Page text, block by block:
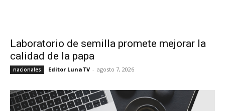
Laboratorio de semilla promete mejorar la
calidad de la papa
nacionales Editor LunaTV - agosto 7, 2026